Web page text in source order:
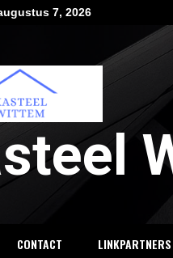
7, 2026
CONTACT LINKPARTNERS